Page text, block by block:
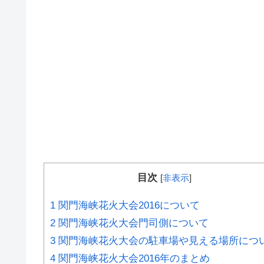
目次 [非表示]
1 関門海峡花火大会2016について
2 関門海峡花火大会門司側について
3 関門海峡花火大会の駐車場や見える場所につ
4 関門海峡花火大会2016年のまとめ